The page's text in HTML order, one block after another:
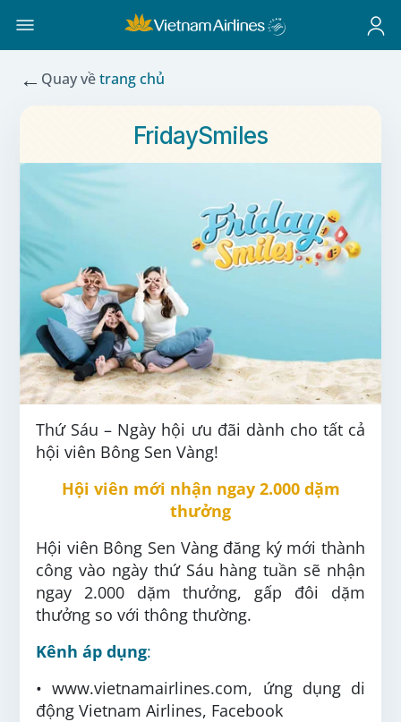
← Quay vềtrang chủ
FridaySmiles
Thứ Sáu – Ngày hội ưu đãi dành cho tất cả
hội viên Bông Sen Vàng!
Hội viên mới nhận ngay 2.000 dặm
thưởng
Hội viên Bông Sen Vàng đăng ký mới thành
công vào ngày thứ Sáu hàng tuần sẽ nhận
ngay 2.000 dặm thưởng, gấp đôi dặm
thưởng so với thông thường.
Kênh áp dụng:
• www.vietnamairlines.com, ứng dụng di
động Vietnam Airlines, Facebook